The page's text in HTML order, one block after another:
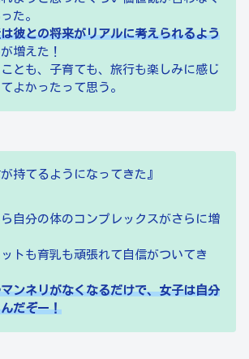
た。
彼との将来がリアルに考えられるよう
増えた！
とも、子育ても、旅行も楽しみに感じ
よかったって思う。
持てるようになってきた』
自分の体のコンプレックスがさらに増
トも育乳も頑張れて自信がついてき
ンネリがなくなるだけで、女子は自分
だぞー！